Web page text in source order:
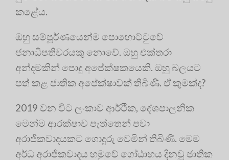
කළේය.
ඔහු සම්පූර්ණයෙන්ම පොහොට්ටුවේ
ජනාධිපතිවරයකු නොවේ. ඔහු එක්තරා
අන්දමකින් පොදු අපේක්ෂකයෙකි. ඔහු බලයට
පත් කළ ජාතික අපේක්ෂාවක් තිබිණි. ඒ කුමක්ද?
2019 වන විට ලංකාව ආර්ථික, දේශපාලනික
මෙන්ම ආරක්ෂාව පැත්තෙන් පවා
අරාජිකවාදයකට ගොදුරු වෙමින් තිබිණි. මෙම
අර්ධ අරාජිකවාදය හමුවේ ගෝඨාභය දිනවූ ජාතික